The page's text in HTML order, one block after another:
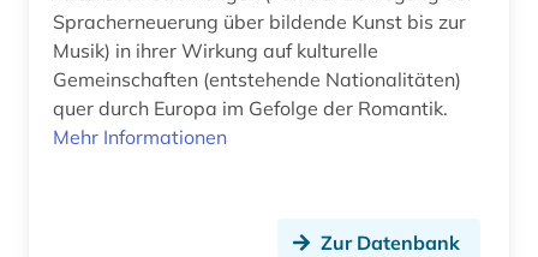
schweiz (2)
shakespeare (1)
sinti (1)
Spracherneuerung über bildende Kunst bis zur
Musik) in ihrer Wirkung auf kulturelle
Gemeinschaften (entstehende Nationalitäten)
quer durch Europa im Gefolge der Romantik.
Mehr Informationen
Zur Datenbank